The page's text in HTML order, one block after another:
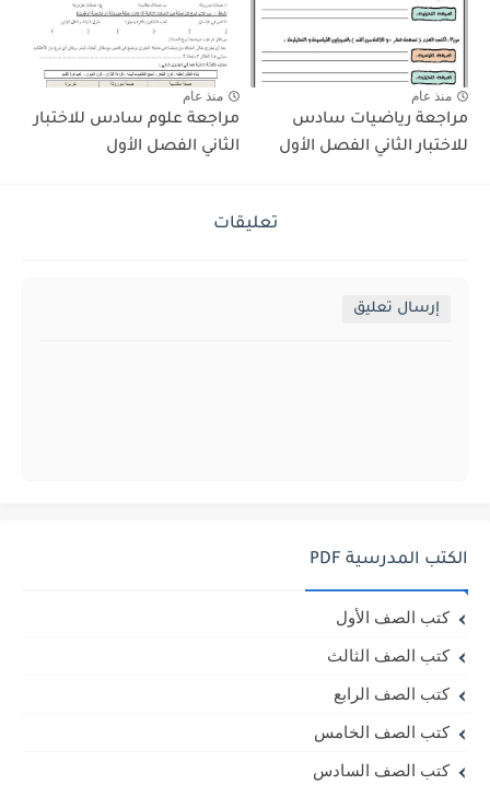
منذ عام
مراجعة رياضيات سادس
للاختبار الثاني الفصل الأول
منذ عام
مراجعة علوم سادس للاختبار
الثاني الفصل الأول
تعليقات
إرسال تعليق
الكتب المدرسية PDF
كتب الصف الأول
كتب الصف الثالث
كتب الصف الرابع
كتب الصف الخامس
كتب الصف السادس